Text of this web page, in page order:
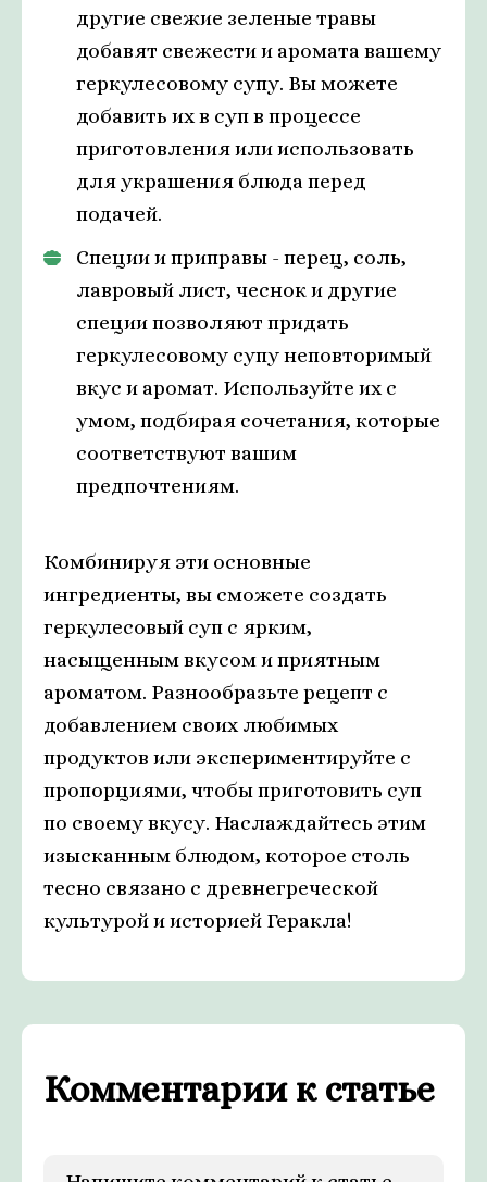
другие свежие зеленые травы
добавят свежести и аромата вашему
геркулесовому супу. Вы можете
добавить их в суп в процессе
приготовления или использовать
для украшения блюда перед
подачей.
Специи и приправы - перец, соль,
лавровый лист, чеснок и другие
специи позволяют придать
геркулесовому супу неповторимый
вкус и аромат. Используйте их с
умом, подбирая сочетания, которые
соответствуют вашим
предпочтениям.
Комбинируя эти основные
ингредиенты, вы сможете создать
геркулесовый суп с ярким,
насыщенным вкусом и приятным
ароматом. Разнообразьте рецепт с
добавлением своих любимых
продуктов или экспериментируйте с
пропорциями, чтобы приготовить суп
по своему вкусу. Наслаждайтесь этим
изысканным блюдом, которое столь
тесно связано с древнегреческой
культурой и историей Геракла!
Комментарии к статье